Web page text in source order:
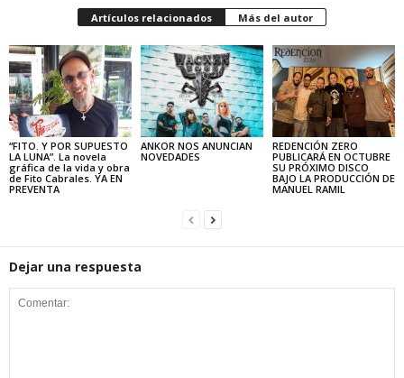
Artículos relacionados Más del autor
“FITO. Y POR SUPUESTO
LA LUNA”. La novela
gráfica de la vida y obra
de Fito Cabrales. YA EN
PREVENTA
ANKOR NOS ANUNCIAN
NOVEDADES
REDENCIÓN ZERO
PUBLICARÁ EN OCTUBRE
SU PRÓXIMO DISCO
BAJO LA PRODUCCIÓN DE
MANUEL RAMIL
Dejar una respuesta